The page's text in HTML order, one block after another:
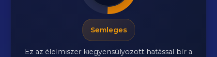
Semleges
Ez az élelmiszer kiegyensúlyozott hatással bír a